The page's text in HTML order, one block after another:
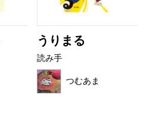
うりまる
読み手
つむあま